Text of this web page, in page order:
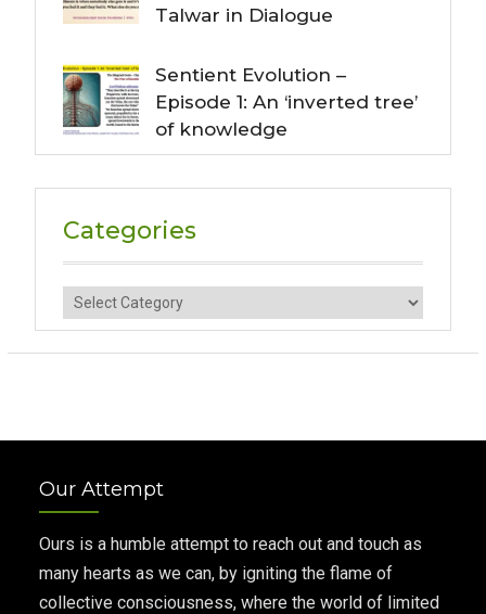
Talwar in Dialogue
Sentient Evolution –
Episode 1: An ‘inverted tree’
of knowledge
Categories
Categories
Our Attempt
Ours is a humble attempt to reach out and touch as
many hearts as we can, by igniting the flame of
collective consciousness, where the world of limited